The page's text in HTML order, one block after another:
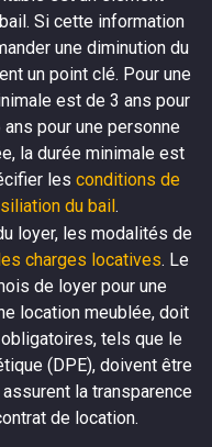
Si cette information
une diminution du
un point clé. Pour une
est de 3 ans pour
pour une personne
la durée minimale est
les conditions de
du bail.
loyer, les modalités de
charges locatives. Le
de loyer pour une
location meublée, doit
tels que le
(DPE), doivent être
la transparence
de location.